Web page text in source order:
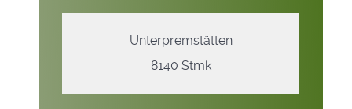
Unterpremstätten
8140 Stmk